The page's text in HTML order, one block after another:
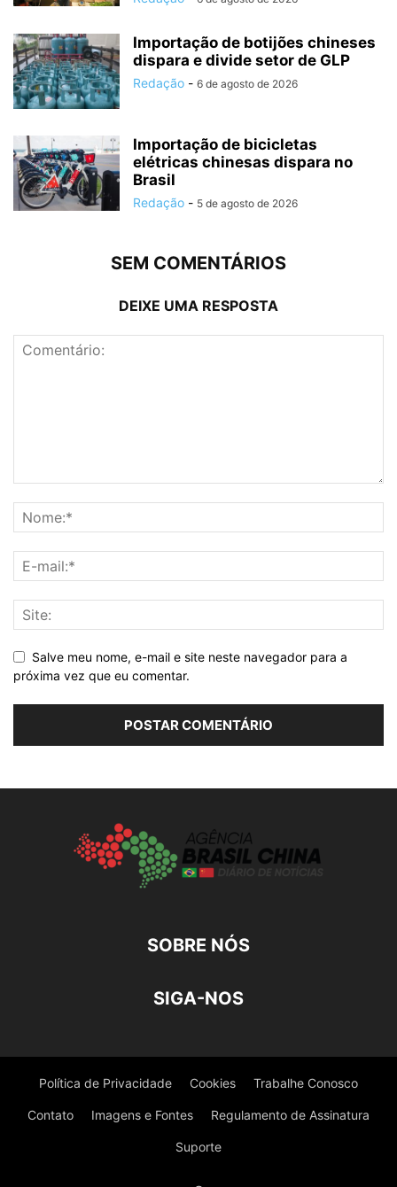
Importação de botijões chineses
dispara e divide setor de GLP
Redação - 6 de agosto de 2026
Importação de bicicletas
elétricas chinesas dispara no
Brasil
Redação - 5 de agosto de 2026
SEM COMENTÁRIOS
DEIXE UMA RESPOSTA
Salve meu nome, e-mail e site neste navegador para a
próxima vez que eu comentar.
SOBRE NÓS
SIGA-NOS
Política de Privacidade Cookies Trabalhe Conosco
Contato Imagens e Fontes Regulamento de Assinatura
Suporte